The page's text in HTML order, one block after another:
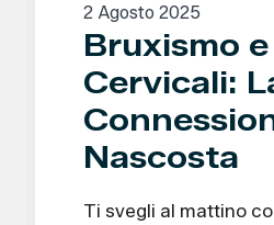
2 Agosto 2025
Bruxismo
Cervicali:
Nascosta
Ti svegli al mattino